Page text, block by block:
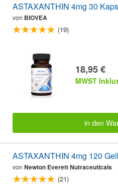
ASTAXANTHIN 4mg 30
von BIOVEA
(19)
18,95 €
MWST
in den
ASTAXANTHIN 4mg 120
von Newton Everett Nutraceuticals
(21)